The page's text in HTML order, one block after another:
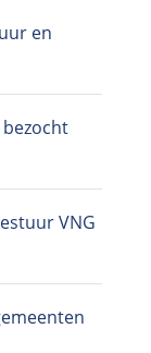
en
VNG